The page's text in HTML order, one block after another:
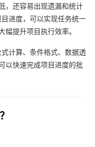
，还容易出现遗漏和统计
进度，可以实现任务统一
提升项目执行效率。
计算、条件格式、数据透
以快速完成项目进度的批